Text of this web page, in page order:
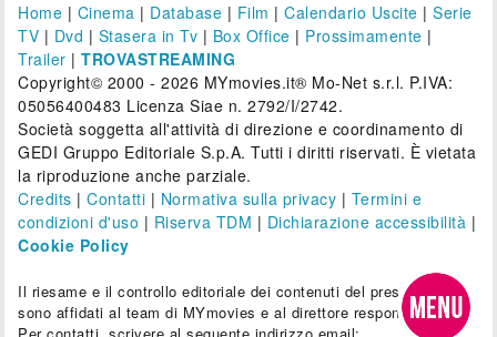
Home | Cinema | Database | Film |Calendario Uscite |Serie
TV | Dvd | Stasera in Tv | Box Office | Prossimamente |
Trailer |TROVASTREAMING
Copyright© 2000 - 2026 MYmovies.it® Mo-Net s.r.l. P.IVA:
05056400483 Licenza Siae n. 2792/I/2742.
Società soggetta all'attività di direzione e coordinamento di
GEDI Gruppo Editoriale S.p.A. Tutti i diritti riservati. È vietata
la riproduzione anche parziale.
Credits |Contatti | Normativa sulla privacy | Termini e
condizioni d'uso | Riserva TDM | Dichiarazione accessibilità |
Cookie Policy
Il riesame e il controllo editoriale dei contenuti del presente sito
sono affidati al team di MYmovies e al direttore responsabile.